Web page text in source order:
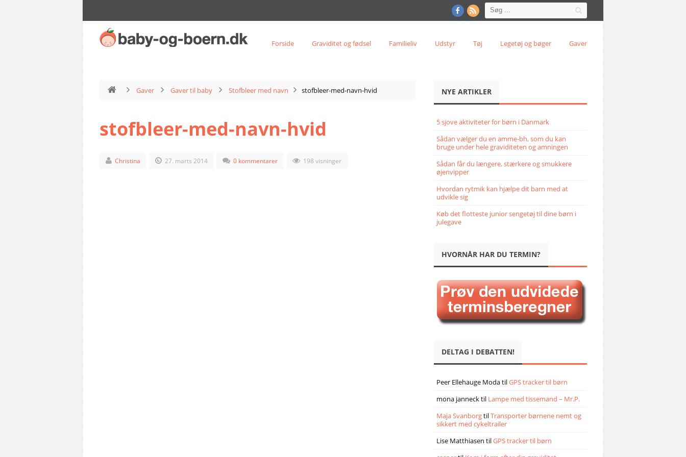
Forside Graviditet og fødsel Familieliv Udstyr Tøj Legetøj og bøger Gaver
Gaver Gaver til baby Stofbleer med navn stofbleer-med-navn-hvid
stofbleer-med-navn-hvid
Christina 27. marts 2014 0 kommentarer 198 visninger
NYE ARTIKLER
5 sjove aktiviteter for børn i Danmark
Sådan vælger du en amme-bh, som du kan
bruge under hele graviditeten og amningen
Sådan får du længere, stærkere og smukkere
øjenvipper
Hvordan rytmik kan hjælpe dit barn med at
udvikle sig
Køb det flotteste junior sengetøj til dine børn i
julegave
HVORNÅR HAR DU TERMIN?
DELTAG I DEBATTEN!
Peer Ellehauge ModatilGPS tracker til børn
mona jannecktil Lampe med tissemand – Mr.P.
Maja SvanborgtilTransporter børnene nemt og
sikkert med cykeltrailer
Lise Matthiasen tilGPS tracker til børn